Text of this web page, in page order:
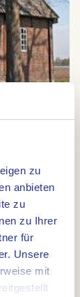
zu
anbieten
zu
zu Ihrer
für
Unsere
mit